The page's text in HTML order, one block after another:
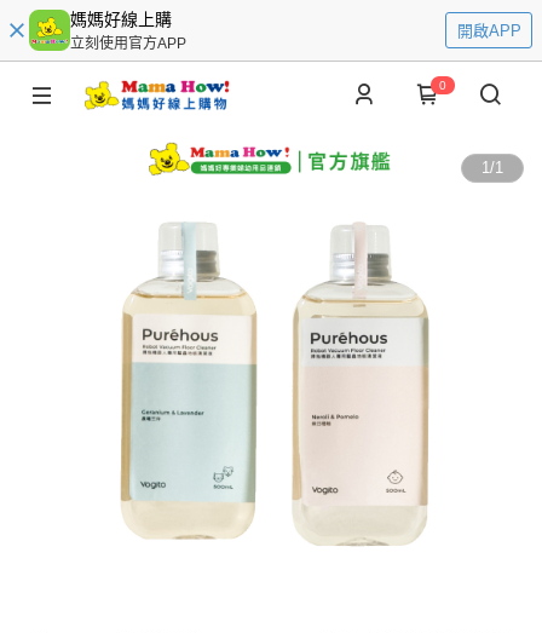
媽媽好線上購
立刻使用官方APP
開啟APP
0
1/1